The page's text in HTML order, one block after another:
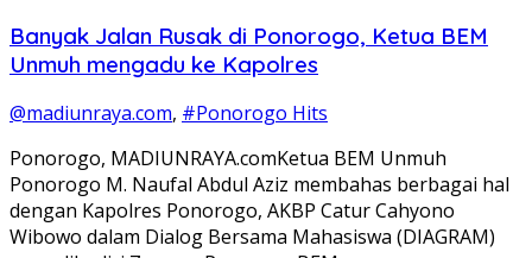
Banyak Jalan Rusak di Ponorogo, Ketua BEM
Unmuh mengadu ke Kapolres
@madiunraya.com, #Ponorogo Hits
Ponorogo, MADIUNRAYA.comKetua BEM Unmuh
Ponorogo M. Naufal Abdul Aziz membahas berbagai hal
dengan Kapolres Ponorogo, AKBP Catur Cahyono
Wibowo dalam Dialog Bersama Mahasiswa (DIAGRAM)